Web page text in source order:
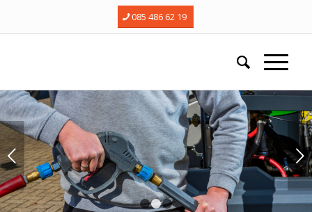
085 486 62 19
Next